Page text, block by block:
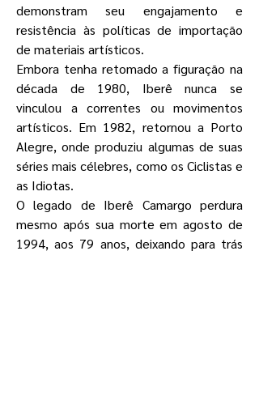
demonstram seu engajamento e
resistência às políticas de importação
de materiais artísticos.
Embora tenha retomado a figuração na
década de 1980, Iberê nunca se
vinculou a correntes ou movimentos
artísticos. Em 1982, retornou a Porto
Alegre, onde produziu algumas de suas
séries mais célebres, como os Ciclistas e
as Idiotas.
O legado de Iberê Camargo perdura
mesmo após sua morte em agosto de
1994, aos 79 anos, deixando para trás